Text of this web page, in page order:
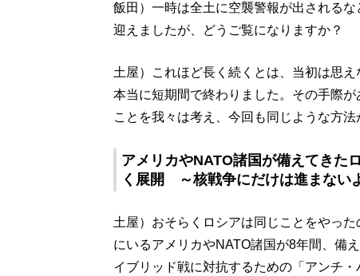
飯田）一時は全土に空襲警報が出される
迎えましたが、どうご覧になりますか？
土屋）これほど長く続くとは、当初は思
本当に短期間で終わりました。その手際
ことを我々は考え、今回も同じような方
アメリカやNATO諸国が備えてきた
く展開 ～核戦争にだけは進まない
土屋）おそらくロシアは同じことをやっ
にいるアメリカやNATO諸国が8年間、備
イブリッド戦に対抗するための「アンチ